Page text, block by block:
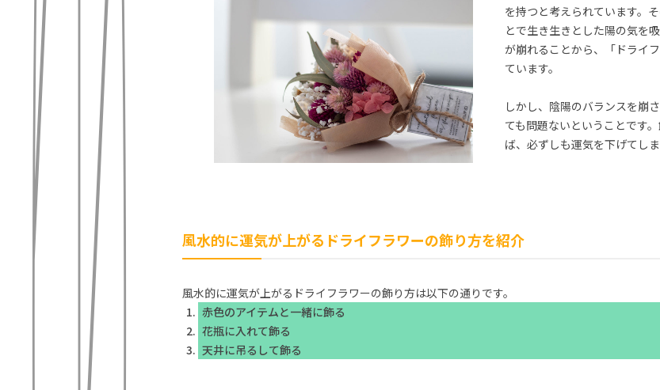
を持つと考えられています。
とで生き生きとした陽の気を
が崩れることから、「ドライ
ています。
しかし、陰陽のバランスを崩
ても問題ないということです
ば、必ずしも運気を下げてし
風水的に運気が上がるドライフラワーの飾り方を紹介
風水的に運気が上がるドライフラワーの飾り方は以下の通りです。
赤色のアイテムと一緒に飾る
花瓶に入れて飾る
天井に吊るして飾る